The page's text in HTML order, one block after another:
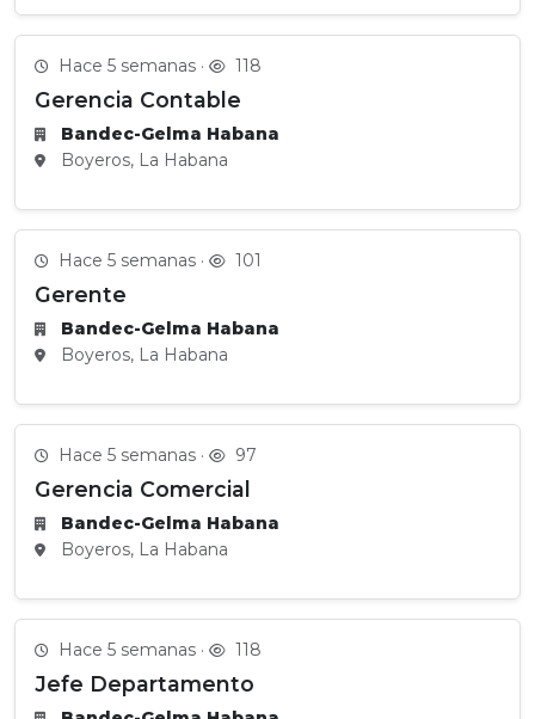
Hace 5 semanas · 118
Gerencia Contable
Bandec-Gelma Habana
Boyeros, La Habana
Hace 5 semanas · 101
Gerente
Bandec-Gelma Habana
Boyeros, La Habana
Hace 5 semanas · 97
Gerencia Comercial
Bandec-Gelma Habana
Boyeros, La Habana
Hace 5 semanas · 118
Jefe Departamento